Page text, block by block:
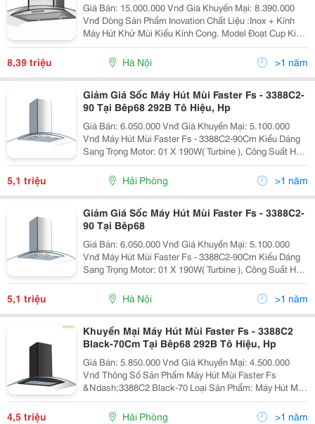
Giá Bán: 15.000.000 Vnđ Giá Khuyến Mại: 8.390.000
Vnđ Dòng Sản Phẩm Inovation Chất Liệu :Inox + Kính
Máy Hút Khử Mùi Kiểu Kính Cong. Model Đoạt Cup Kiểu
Dáng Đẹp Do Hiệp Hội Các Nhà Tạo Mẫu Công Nghiệp
Trao Tặng
8,39 triệu Hà Nội >1 năm
Giảm Giá Sốc Máy Hút Mùi Faster Fs - 3388C2-
90 Tại Bêp68 292B Tô Hiệu, Hp
Giá Bán: 6.050.000 Vnđ Giá Khuyến Mại: 5.100.000
Vnđ Máy Hút Mùi Faster Fs - 3388C2-90Cm Kiểu Dáng
Sang Trọng Motor: 01 X 190W( Turbine ), Công Suất Hút:
850M3/H Độ Ồn: ≪= 60Db, Hút Siêu Êm Điều Khiển:
Phím Nhấn
5,1 triệu Hải Phòng >1 năm
Giảm Giá Sốc Máy Hút Mùi Faster Fs - 3388C2-
90 Tại Bêp68
Giá Bán: 6.050.000 Vnđ Giá Khuyến Mại: 5.100.000
Vnđ Máy Hút Mùi Faster Fs - 3388C2-90Cm Kiểu Dáng
Sang Trọng Motor: 01 X 190W( Turbine ), Công Suất Hút:
850M3/H Độ Ồn: ≪= 60Db, Hút Siêu Êm Điều Khiển:
Phím Nhấn
5,1 triệu Hà Nội >1 năm
Khuyến Mại Máy Hút Mùi Faster Fs - 3388C2
Black-70Cm Tại Bêp68 292B Tô Hiệu, Hp
Giá Bán: 5.850.000 Vnđ Giá Khuyến Mại: 4.500.000
Vnđ Thông Số Sản Phẩm Máy Hút Mùi Faster Fs
&Ndash;3388C2 Black-70 Loại Sản Phẩm: Máy Hút Mùi
Tum Kính Mã Sản Phẩm: Fs &Ndash;3388C2
Black&Ndash;70 Hãng Sản Xuất: Fas
4,5 triệu Hải Phòng >1 năm